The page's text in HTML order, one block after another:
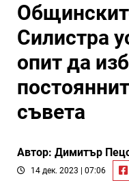
Силистра
опит да
съвета
Автор: Димитър
14 дек. 2023 | 07:06